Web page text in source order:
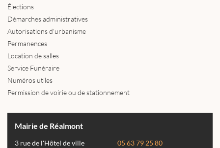
Élections
Démarches administratives
Autorisations d'urbanisme
Permanences
Location de salles
Service Funéraire
Numéros utiles
Permission de voirie ou de stationnement
Mairie de Réalmont
3 rue de l'Hôtel de ville
05 63 79 25 80